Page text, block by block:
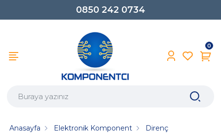
0850 242 0734
0
Anasayfa Elektronik Komponent
Direnç